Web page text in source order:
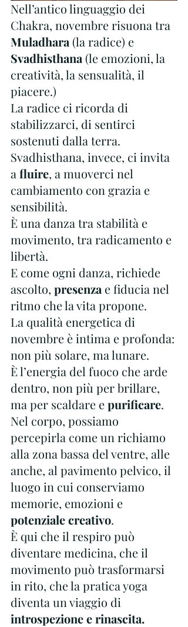
Nell’antico linguaggio dei
Chakra, novembre risuona tra
Muladhara (la radice) e
Svadhisthana (le emozioni, la
creatività, la sensualità, il
piacere.)
La radice ci ricorda di
stabilizzarci, di sentirci
sostenuti dalla terra.
Svadhisthana, invece, ci invita
a fluire, a muoverci nel
cambiamento con grazia e
sensibilità.
È una danza tra stabilità e
movimento, tra radicamento e
libertà.
E come ogni danza, richiede
ascolto, presenza e fiducia nel
ritmo che la vita propone.
La qualità energetica di
novembre è intima e profonda:
non più solare, ma lunare.
È l’energia del fuoco che arde
dentro, non più per brillare,
ma per scaldare e purificare.
Nel corpo, possiamo
percepirla come un richiamo
alla zona bassa del ventre, alle
anche, al pavimento pelvico, il
luogo in cui conserviamo
memorie, emozioni e
potenziale creativo.
È qui che il respiro può
diventare medicina, che il
movimento può trasformarsi
in rito, che la pratica yoga
diventa un viaggio di
introspezione e rinascita.